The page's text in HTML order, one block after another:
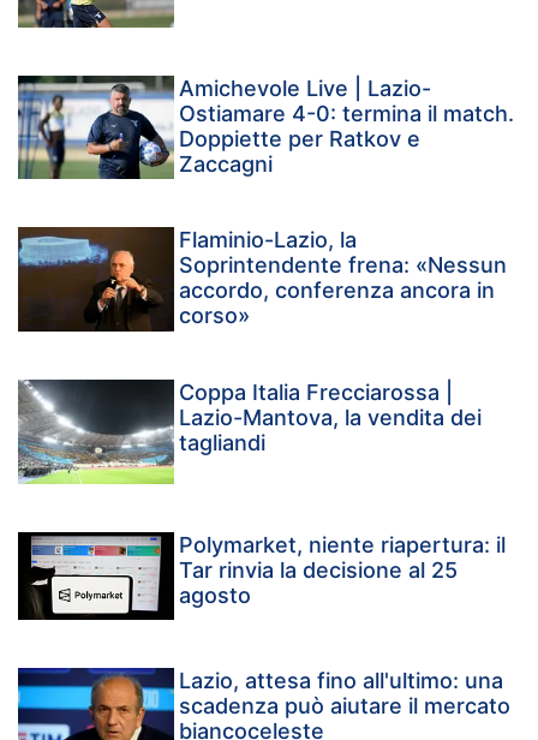
Amichevole Live | Lazio-
Ostiamare 4-0: termina il match.
Doppiette per Ratkov e
Zaccagni
Flaminio-Lazio, la
Soprintendente frena: «Nessun
accordo, conferenza ancora in
corso»
Coppa Italia Frecciarossa |
Lazio-Mantova, la vendita dei
tagliandi
Polymarket, niente riapertura: il
Tar rinvia la decisione al 25
agosto
Lazio, attesa fino all'ultimo: una
scadenza può aiutare il mercato
biancoceleste